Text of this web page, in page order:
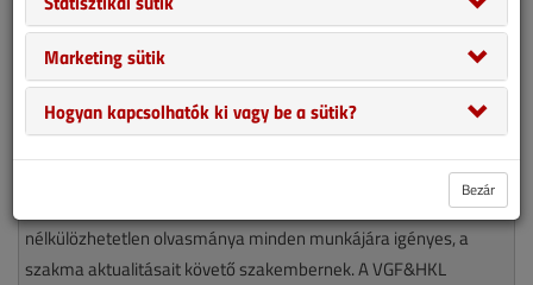
nélkülözhetetlen olvasmánya minden munkájára igényes, a
szakma aktualitásait követő szakembernek. A VGF&HKL
Marketing sütik
Hogyan kapcsolhatók ki vagy be a sütik?
Bezár